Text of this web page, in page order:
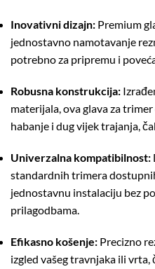
Inovativni dizajn: Premium
jednostavno namotavanje
potrebno za pripremu i
Robusna konstrukcija:
materijala, ova glava za
habanje i dug vijek trajanja,
Univerzalna kompatibilnost:
standardnih trimera
jednostavnu instalaciju bez
prilagodbama.
Efikasno košenje: Precizno
izgled vašeg travnjaka ili